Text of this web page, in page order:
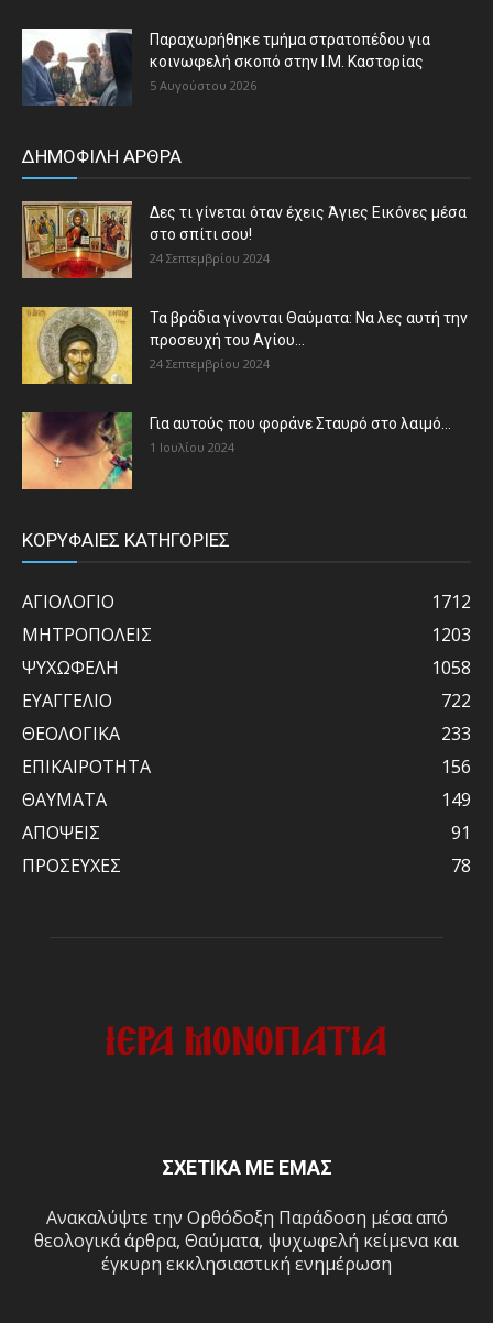
Παραχωρήθηκε τμήμα στρατοπέδου για
κοινωφελή σκοπό στην Ι.Μ. Καστορίας
5 Αυγούστου 2026
ΔΗΜΟΦΙΛΗ ΑΡΘΡΑ
Δες τι γίνεται όταν έχεις Άγιες Εικόνες μέσα
στο σπίτι σου!
24 Σεπτεμβρίου 2024
Τα βράδια γίνονται Θαύματα: Να λες αυτή την
προσευχή του Αγίου...
24 Σεπτεμβρίου 2024
Για αυτούς που φοράνε Σταυρό στο λαιμό…
1 Ιουλίου 2024
ΚΟΡΥΦΑΙΕΣ ΚΑΤΗΓΟΡΙΕΣ
ΑΓΙΟΛΟΓΙΟ
1712
ΜΗΤΡΟΠΟΛΕΙΣ
1203
ΨΥΧΩΦΕΛΗ
1058
ΕΥΑΓΓΕΛΙΟ
722
ΘΕΟΛΟΓΙΚΑ
233
ΕΠΙΚΑΙΡΟΤΗΤΑ
156
ΘΑΥΜΑΤΑ
149
ΑΠΟΨΕΙΣ
91
ΠΡΟΣΕΥΧΕΣ
78
ΣΧΕΤΙΚΑ ΜΕ ΕΜΑΣ
Ανακαλύψτε την Ορθόδοξη Παράδοση μέσα από
θεολογικά άρθρα, Θαύματα, ψυχωφελή κείμενα και
έγκυρη εκκλησιαστική ενημέρωση